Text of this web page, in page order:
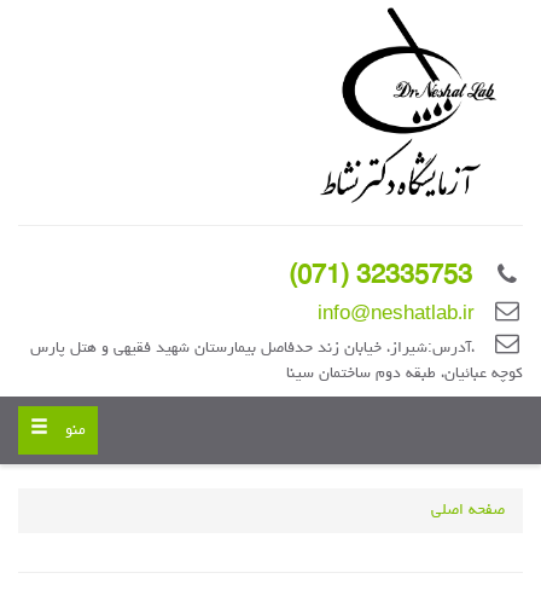
info@neshatlab.ir
،آدرس:شیراز، خیابان زند حدفاصل بیمارستان شهید فقیهی و هتل پارس
کوچه عبائیان، طبقه دوم ساختمان سینا
Toggle
navigation
منو
صفحه اصلی